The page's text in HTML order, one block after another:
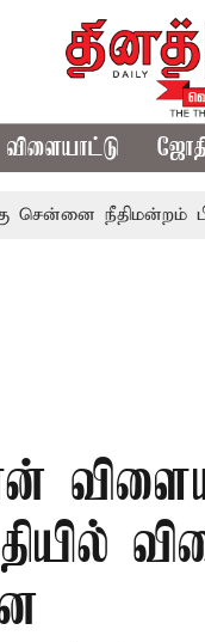
விளையாட்டு